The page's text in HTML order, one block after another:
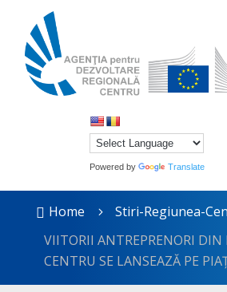
Powered by Translate
 Home 5 Stiri-Regiunea-
VIITORII ANTREPRENORI DIN
CENTRU SE LANSEAZĂ PE